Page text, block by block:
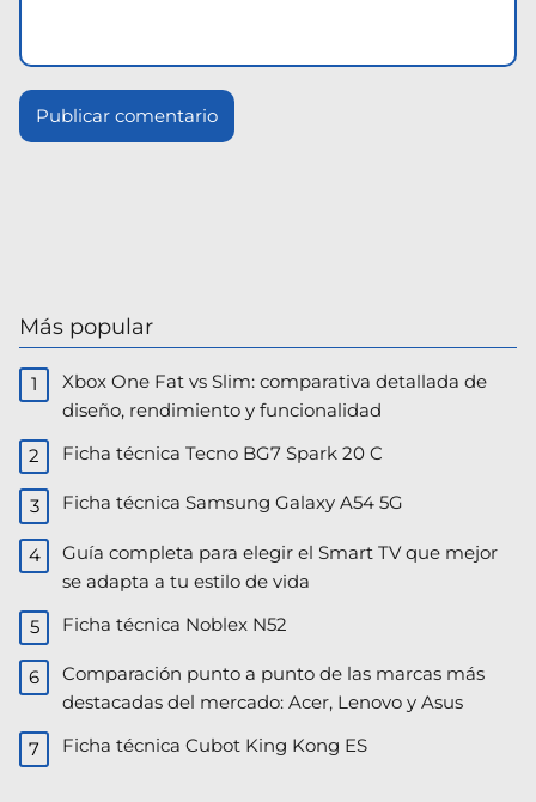
Más popular
Xbox One Fat vs Slim: comparativa detallada de
diseño, rendimiento y funcionalidad
Ficha técnica Tecno BG7 Spark 20 C
Ficha técnica Samsung Galaxy A54 5G
Guía completa para elegir el Smart TV que mejor
se adapta a tu estilo de vida
Ficha técnica Noblex N52
Comparación punto a punto de las marcas más
destacadas del mercado: Acer, Lenovo y Asus​
Ficha técnica Cubot King Kong ES